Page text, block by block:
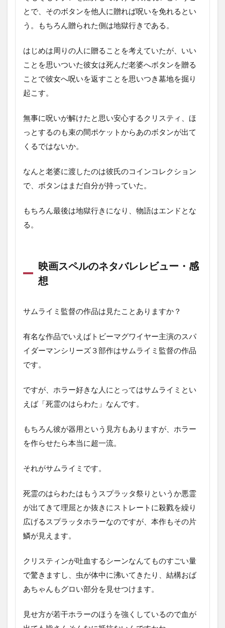
とで、そのボタンを他人に贈れば呪いを免れるとい
う。もちろん贈られた側は地獄行きである。
はじめは周りの人に贈ることを考えていたが、いい
ことを思いついた彼女は死んだ老婆へボタンを贈る
ことで彼女へ呪いを返すことを思いつき墓地を掘り
起こす。
無事に呪いが解けたと思い安心するクリスティ、ほ
っとするのも束の間ポケットからあのボタンが出て
くるではないか。
なんと老婆に渡したのは彼氏のコインコレクション
で、ボタンはまだ自分が持っていた。
もちろん最後は地獄行きになり、物語はエンドとな
る。
映画スペルのネタバレレビュー・感
想
サムライミ監督の作品は見たことありますか？
有名な作品でいえばトビーマグワイヤー主演のスパ
イダーマンシリーズ３部作はサムライミ監督の作品
です。
ですが、ホラー好きな人にとってはサムライミとい
えば「死霊のはらわた」なんです。
もちろん彼が器用という見方もありますが、ホラー
を作らせたら本当に超一流。
それがサムライミです。
死霊のはらわたはもうスプラッタ祭りというか悪霊
が出てきて理屈とか抜きにストレートに殺戮を繰り
広げるスプラッタホラーなのですが、本作もその片
鱗が見えます。
クリスティンが吐血するシーンなんてものすごい量
で驚きますし、虫が体中に沸いてきたり、結構おば
あちゃんもグロい部分を見せつけます。
見せ方が若干ホラーのほうを強くしているので血が